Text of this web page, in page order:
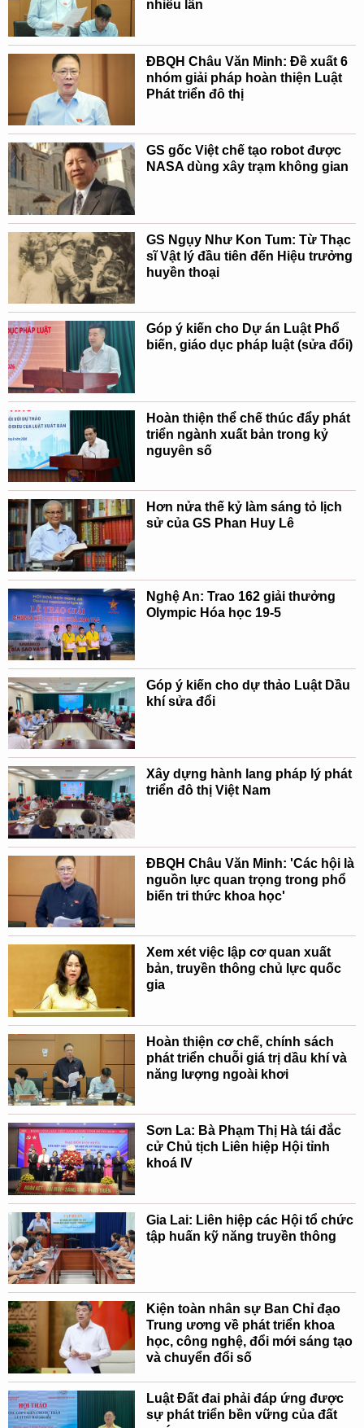
nhiều lần
ĐBQH Châu Văn Minh: Đề xuất 6
nhóm giải pháp hoàn thiện Luật
Phát triển đô thị
GS gốc Việt chế tạo robot được
NASA dùng xây trạm không gian
GS Ngụy Như Kon Tum: Từ Thạc
sĩ Vật lý đầu tiên đến Hiệu trưởng
huyền thoại
Góp ý kiến cho Dự án Luật Phổ
biến, giáo dục pháp luật (sửa đổi)
Hoàn thiện thể chế thúc đẩy phát
triển ngành xuất bản trong kỷ
nguyên số
Hơn nửa thế kỷ làm sáng tỏ lịch
sử của GS Phan Huy Lê
Nghệ An: Trao 162 giải thưởng
Olympic Hóa học 19-5
Góp ý kiến cho dự thảo Luật Dầu
khí sửa đổi
Xây dựng hành lang pháp lý phát
triển đô thị Việt Nam
ĐBQH Châu Văn Minh: 'Các hội là
nguồn lực quan trọng trong phổ
biến tri thức khoa học'
Xem xét việc lập cơ quan xuất
bản, truyền thông chủ lực quốc
gia
Hoàn thiện cơ chế, chính sách
phát triển chuỗi giá trị dầu khí và
năng lượng ngoài khơi
Sơn La: Bà Phạm Thị Hà tái đắc
cử Chủ tịch Liên hiệp Hội tỉnh
khoá IV
Gia Lai: Liên hiệp các Hội tổ chức
tập huấn kỹ năng truyền thông
Kiện toàn nhân sự Ban Chỉ đạo
Trung ương về phát triển khoa
học, công nghệ, đổi mới sáng tạo
và chuyển đổi số
Luật Đất đai phải đáp ứng được
sự phát triển bền vững của đất